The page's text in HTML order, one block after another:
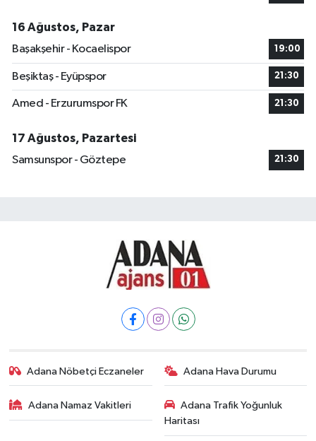
16 Ağustos, Pazar
Başakşehir - Kocaelispor
19:00
Beşiktaş - Eyüpspor 21:30
Amed - Erzurumspor FK 21:30
17 Ağustos, Pazartesi
Samsunspor - Göztepe
21:30
Adana Nöbetçi Eczaneler Adana Hava Durumu
Adana Namaz Vakitleri
Adana Trafik Yoğunluk
Haritası